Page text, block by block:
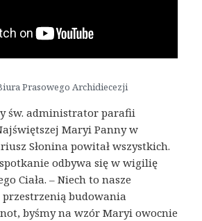
Prasowego Archidiecezji
św. administrator parafii
Maryi Panny w
Słonina powitał wszystkich.
odbywa się w wigilię
Ciała. – Niech to nasze
przestrzenią budowania
byśmy na wzór Maryi owocnie